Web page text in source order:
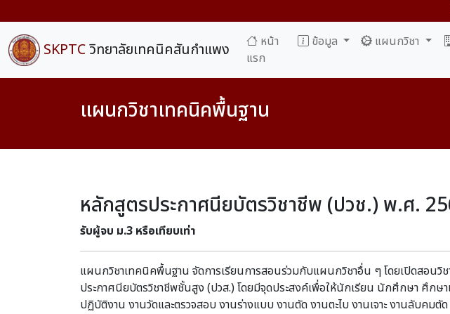
ยิน
SKPTCวิทยาลัยเทคนิคสันกำแพง
หน้า
แรก
ข้อมูล แผนกวิชา
แผนกวิชาเทคนิคพื้นฐาน
หลักสูตรประกาศนียบัตรวิชาชีพ (ปวช.) พ.ศ.
รับผู้จบ ม.3 หรือเทียบเท่า
แผนกวิชาเทคนิคพื้นฐาน จัดการเรียนการสอนร่วมกับแผนกวิชาอื่น ๆ โดยเปิดสอน
ประกาศนียบัตรวิชาชีพชั้นสูง (ปวส.) โดยมีจุดประสงค์เพื่อให้นักเรียน นักศึกษา ศึกษ
ปฏิบัติงาน งานวัดและตรวจสอบ งานร่างแบบ งานตัด งานตะไบ งานเจาะ งานลับคมตัด